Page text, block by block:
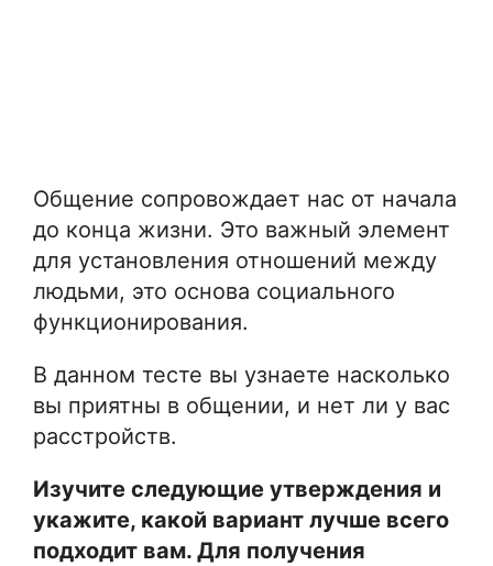
Общение сопровождает нас от начала
до конца жизни. Это важный элемент
для установления отношений между
людьми, это основа социального
функционирования.
В данном тесте вы узнаете насколько
вы приятны в общении, и нет ли у вас
расстройств.
Изучите следующие утверждения и
укажите, какой вариант лучше всего
подходит вам. Для получения